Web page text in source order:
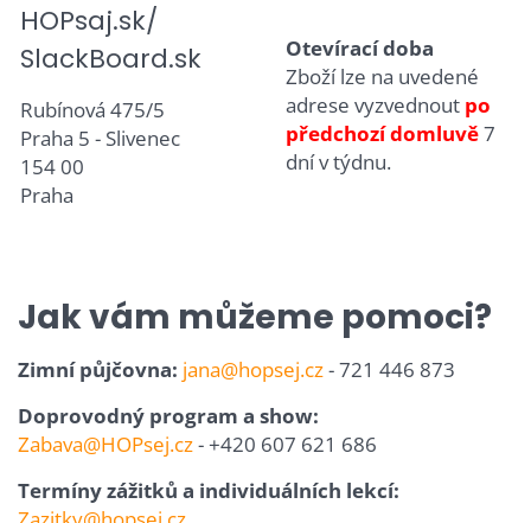
HOPsaj.sk/
SlackBoard.sk
Rubínová 475/5
Praha 5 - Slivenec
154 00
Praha
Otevírací doba
Zboží lze na uvedené
adrese vyzvednout po
předchozí domluvě7
dní v týdnu.
Jak vám můžeme pomoci?
Zimní půjčovna: jana@hopsej.cz- ‭721 446 873‬
Doprovodný program a show:
Zabava@HOPsej.cz- +420 607 621 686‬
Termíny zážitků a individuálních lekcí: